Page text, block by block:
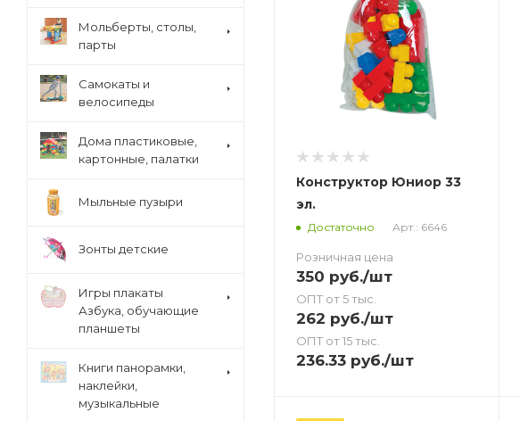
Конструктор Юниор 33
эл.
Достаточно Арт.: 6646
Розничная цена
350 руб./шт
ОПТ от 5 тыс.
262 руб./шт
ОПТ от 15 тыс.
236.33 руб./шт
Мольберты, столы,
парты
Cамокаты и
велосипеды
Дома пластиковые,
картонные, палатки
Мыльные пузыри
Зонты детские
Игры плакаты
Азбука, обучающие
планшеты
Книги панорамки,
наклейки,
музыкальные